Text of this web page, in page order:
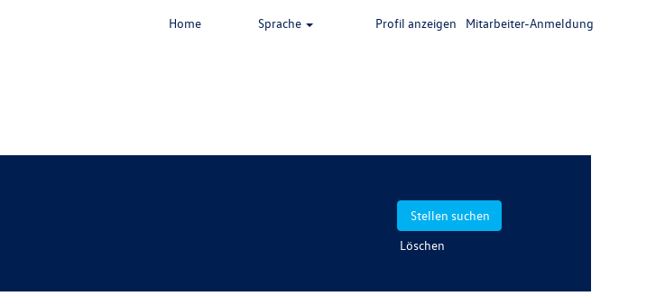
Home Sprache Profil anzeigen Mitarbeiter-Anmeldung
Löschen